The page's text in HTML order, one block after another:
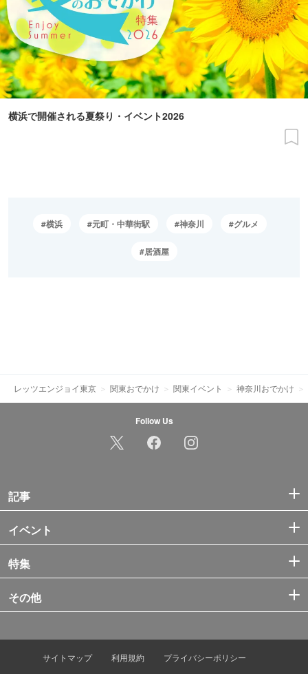
横浜で開催される夏祭り・イベント2026
横浜 元町・中華街駅 神奈川 グルメ
居酒屋
レッツエンジョイ東京 関東おでかけ 関東イベント 神奈川おでかけ
Follow Us
記事
イベント
特集
その他
サイトマップ 利用規約
プライバシーポリシー